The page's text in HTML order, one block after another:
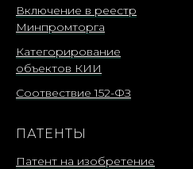
Включение в реестр
Минпромторга
Категорирование
объектов КИИ
Соотвествие 152-ФЗ
ПАТЕНТЫ
Патент на изобретение